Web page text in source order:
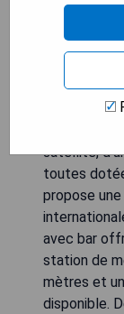
classé au
moderne
sauna, des
en voiture
satellite,
toutes
propose
avec bar
station de
mètres et
disponible.